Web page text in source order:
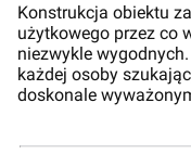
Konstrukcja obiektu
użytkowego przez co
niezwykle
każdej osoby
doskonale